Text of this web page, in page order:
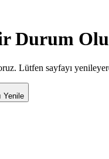
Durum
Lütfen sayfayı
Yenile